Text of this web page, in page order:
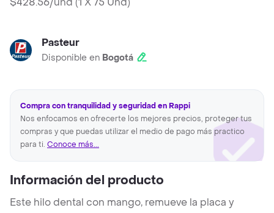
Pasteur
Disponible en Bogotá
Compra con tranquilidad y seguridad en Rappi
Nos enfocamos en ofrecerte los mejores precios, proteger tus
compras y que puedas utilizar el medio de pago más practico
para ti. Conoce más...
Información del producto
Este hilo dental con mango, remueve la placa y